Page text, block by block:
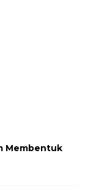
Membentuk